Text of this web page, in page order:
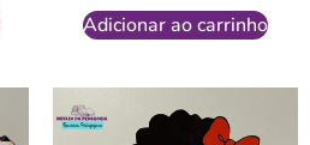
Adicionar ao carrinho